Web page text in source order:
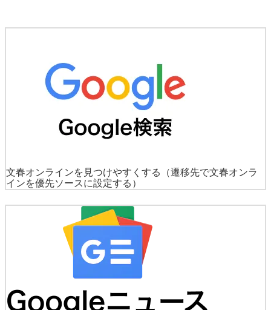
文春オンラインを見つけやすくする
（遷移先で文春オンラ
インを優先ソースに設定する）